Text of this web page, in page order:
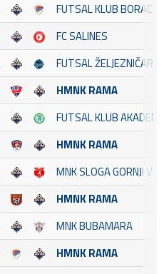
FUTSAL KLUB BORAC
FC SALINES
FUTSAL ŽELJEZNIČAR
HMNK RAMA
FUTSAL KLUB
HMNK RAMA
MNK SLOGA GORNJI
HMNK RAMA
MNK BUBAMARA
HMNK RAMA